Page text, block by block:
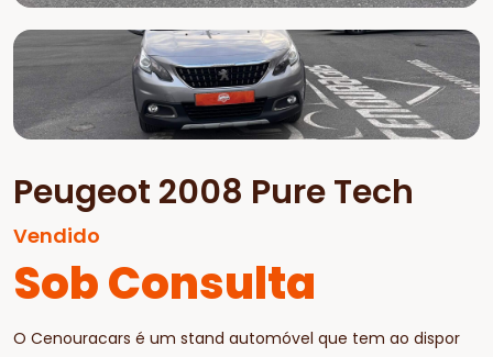
Peugeot 2008 Pure Tech
Vendido
Sob Consulta
O Cenouracars é um stand automóvel que tem ao dispor